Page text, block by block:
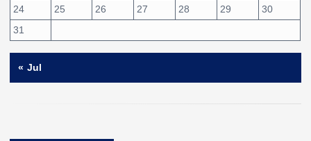
24
25 26 27 28 29
30
31
« Jul